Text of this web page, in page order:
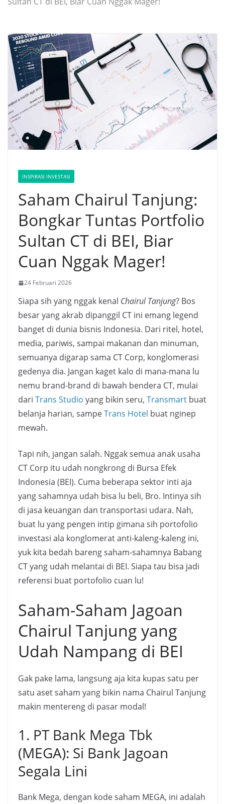
INSPIRASI INVESTASI
Saham Chairul Tanjung:
Bongkar Tuntas Portfolio
Sultan CT di BEI, Biar
Cuan Nggak Mager!
24 Februari 2026
Siapa sih yang nggak kenal Chairul Tanjung? Bos
besar yang akrab dipanggil CT ini emang legend
banget di dunia bisnis Indonesia. Dari ritel, hotel,
media, pariwis, sampai makanan dan minuman,
semuanya digarap sama CT Corp, konglomerasi
gedenya dia. Jangan kaget kalo di mana-mana lu
nemu brand-brand di bawah bendera CT, mulai
dari Trans Studio yang bikin seru, Transmart buat
belanja harian, sampeTrans Hotel buat nginep
mewah.
Tapi nih, jangan salah. Nggak semua anak usaha
CT Corp itu udah nongkrong di Bursa Efek
Indonesia (BEI). Cuma beberapa sektor inti aja
yang sahamnya udah bisa lu beli, Bro. Intinya sih
di jasa keuangan dan transportasi udara. Nah,
buat lu yang pengen intip gimana sih portofolio
investasi ala konglomerat anti-kaleng-kaleng ini,
yuk kita bedah bareng saham-sahamnya Babang
CT yang udah melantai di BEI. Siapa tau bisa jadi
referensi buat portofolio cuan lu!
Saham-Saham Jagoan
Chairul Tanjung yang
Udah Nampang di BEI
Gak pake lama, langsung aja kita kupas satu per
satu aset saham yang bikin nama Chairul Tanjung
makin mentereng di pasar modal!
1. PT Bank Mega Tbk
(MEGA): Si Bank Jagoan
Segala Lini
Bank Mega, dengan kode saham MEGA, ini adalah